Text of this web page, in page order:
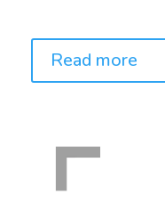
Read more